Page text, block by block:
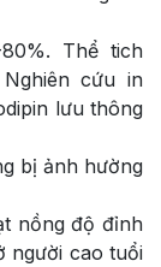
Thể tich
cứu in
lưu thông
bị ảnh hường
nồng độ đỉnh
người cao tuổi